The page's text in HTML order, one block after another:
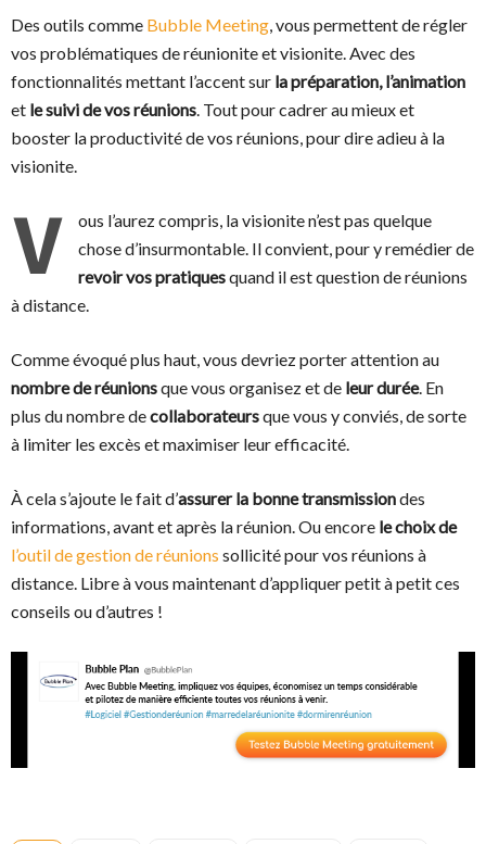
Des outils comme Bubble Meeting, vous permettent de régler
vos problématiques de réunionite et visionite. Avec des
fonctionnalités mettant l’accent sur lapréparation, l’animation
et le suivi de vos réunions. Tout pour cadrer au mieux et
booster la productivité de vos réunions, pour dire adieu à la
visionite.
V
ous l’aurez compris, la visionite n’est pas quelque
chose d’insurmontable. Il convient, pour y remédier de
revoir vos pratiquesquand il est question de réunions
à distance.
Comme évoqué plus haut, vous devriez porter attention au
nombre de réunionsque vous organisez et de leur durée. En
plus du nombre decollaborateursque vous y conviés, de sorte
à limiter les excès et maximiser leur efficacité.
À cela s’ajoute le fait d’assurer la bonne transmissiondes
informations, avant et après la réunion. Ou encore le choixde
l’outil de gestion de réunions sollicité pour vos réunions à
distance. Libre à vous maintenant d’appliquer petit à petit ces
conseils ou d’autres !